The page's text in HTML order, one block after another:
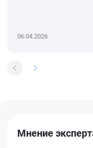
06.04.2026
Мнение